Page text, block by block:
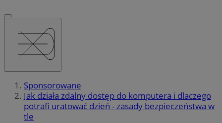
Sponsorowane
Jak działa zdalny dostęp do komputera i dlaczego
potrafi uratować dzień - zasady bezpieczeństwa w
tle